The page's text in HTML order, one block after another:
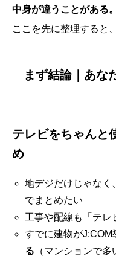
中身が違うことがある。
ここを先に整理すると
まず結論｜あな
テレビをちゃんと
め
地デジだけじゃなく、
でまとめたい
工事や配線も「テレ
すでに建物がJ:COM
る （マンションで多